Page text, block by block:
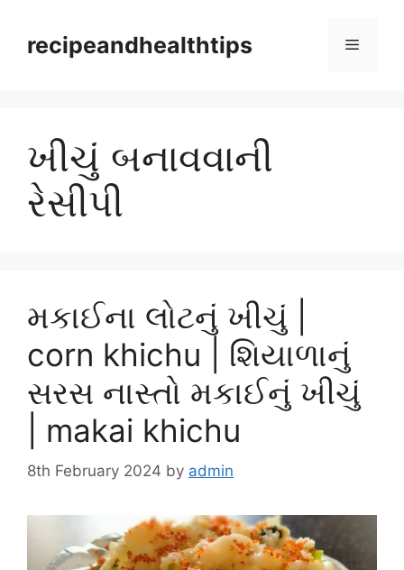
contentrecipeandhealthtips Menu
ખીચું બનાવવાની
રેસીપી
મકાઈના લોટનું ખીચું |
corn khichu | શિયાળાનું
સરસ નાસ્તો મકાઈનું ખીચું
| makai khichu
8th February 2024 by admin